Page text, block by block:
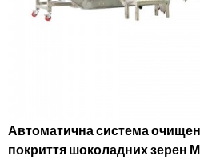
Автоматична система
покриття шоколадних зерен